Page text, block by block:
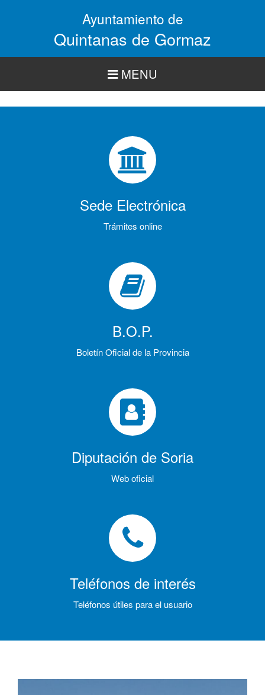
Ayuntamiento de
Quintanas de Gormaz
MENU
Sede Electrónica
Trámites online
B.O.P.
Boletín Oficial de la Provincia
Diputación de Soria
Web oficial
Teléfonos de interés
Teléfonos útiles para el usuario